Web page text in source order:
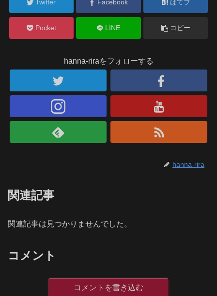
Twitter Facebook はてブ
Pocket LINE コピー
hanna-riraをフォローする
hanna-rira
関連記事
関連記事は見つかりませんでした。
コメント
コメントを書き込む